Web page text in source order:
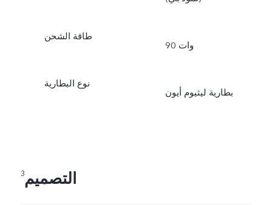
طاقة الشحن
90 وات
نوع البطارية
بطارية ليثيوم أيون
التصميم3